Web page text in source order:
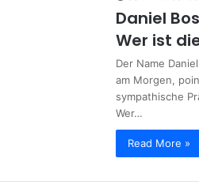
Daniel
Wer ist
Der Name
am Morgen,
sympathische
Wer…
Read More »